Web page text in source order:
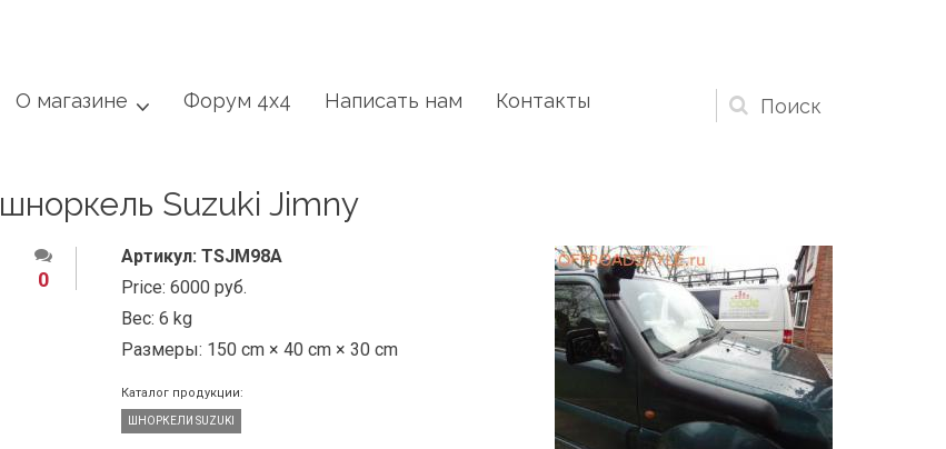
Форма
О магазине Форум 4x4 Написать нам Контакты
шноркель Suzuki Jimny
0
Артикул: TSJM98A
Price: 6000 руб.
Вес: 6 kg
Размеры: 150 cm × 40 cm × 30 cm
Каталог продукции:
ШНОРКЕЛИ SUZUKI